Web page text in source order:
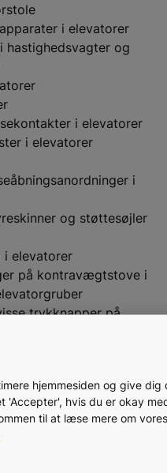
i elevatorer
hastighedsvagter og
i elevatorer
i elevatorer
i
og støttesøjler
i elevatorer
på kontravægtstove i
trykknapper på
dør 30 og 30I_R
nr. 110-71-
hjemmesiden og give dig
'Accepter', hvis du er okay
til at læse mere om